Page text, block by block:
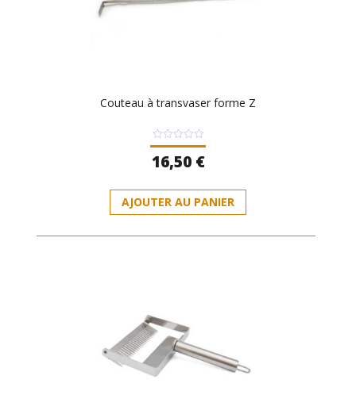
Couteau à transvaser forme Z
Note
0
sur
16,50 €
AJOUTER AU PANIER